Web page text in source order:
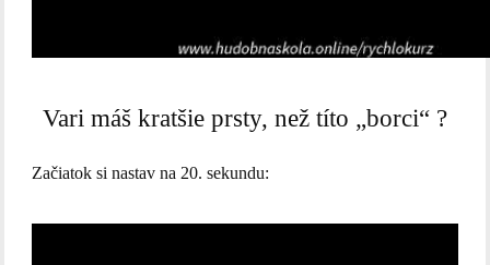
Vari máš kratšie prsty, než títo „borci“ ?
Začiatok si nastav na 20. sekundu: